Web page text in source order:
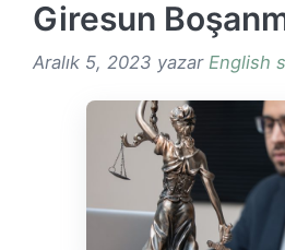
Giresun
Aralık 5, 2023 yazar English